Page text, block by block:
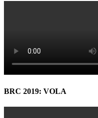
BRC 2019: VOLA